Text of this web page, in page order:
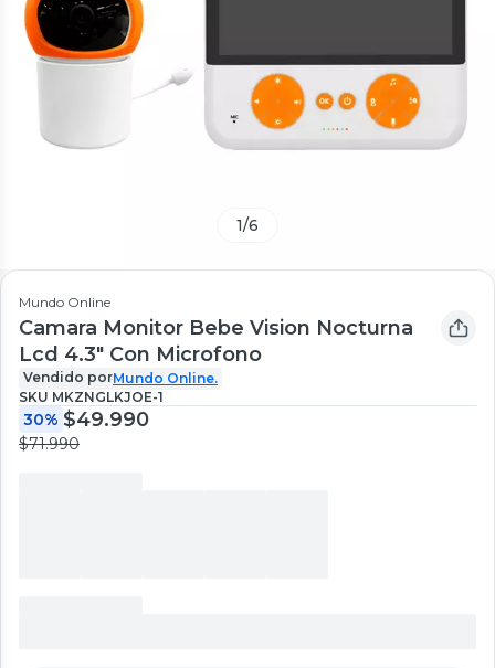
1/6
Mundo Online
Camara Monitor Bebe Vision Nocturna
Lcd 4.3" Con Microfono
Vendido porMundo Online.
SKU MKZNGLKJOE-1
30% $49.990
$71.990